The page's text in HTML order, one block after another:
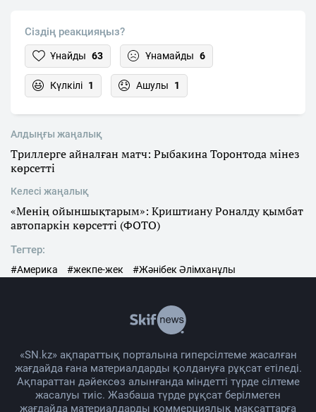
Сіздің реакцияңыз?
Ұнайды 63 Ұнамайды 6
Күлкілі 1 Ашулы 1
Алдыңғы жаңалық
Триллерге айналған матч: Рыбакина Торонтода мінез
көрсетті
Келесі жаңалық
«Менің ойыншықтарым»: Криштиану Роналду қымбат
автопаркін көрсетті (ФОТО)
Тегтер:
#Америка #жекпе-жек #Жәнібек Әлімханұлы
«SN.kz» ақпараттық порталына гиперсілтеме жасалған
жағдайда ғана материалдарды қолдануға рұқсат етіледі.
Ақпараттан дәйексөз алынғанда міндетті түрде сілтеме
жасалуы тиіс. Жазбаша түрде рұқсат берілмеген
жағдайда материалдарды коммерциялық мақсаттарға